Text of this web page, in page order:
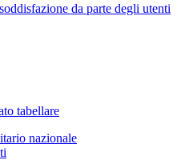
da parte degli utenti
tabellare
nazionale